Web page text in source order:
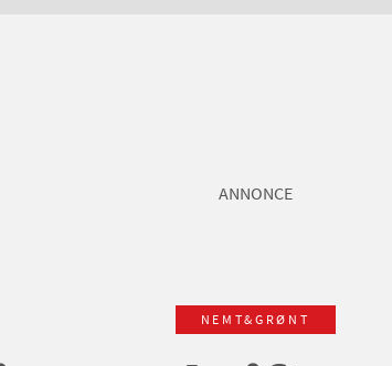
ANNONCE
NEMT&GRØNT